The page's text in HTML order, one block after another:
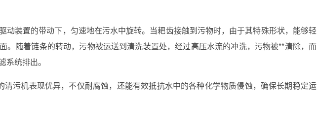
动装置的带动下，匀速地在污水中旋转。当耙齿接触到污物时，由于其特殊形状，能够轻
。随着链条的转动，污物被运送到清洗装置处，经过高压水流的冲洗，污物被**清除，而
系统排出。
清污机表现优异，不仅耐腐蚀，还能有效抵抗水中的各种化学物质侵蚀，确保长期稳定运